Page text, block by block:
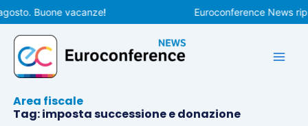
Vai
al
contenuto
Buone vacanze! Euroconference News
Area fiscale
Tag: imposta successione e donazione